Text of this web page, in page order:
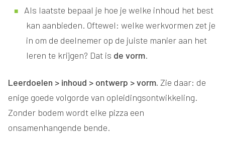
Als laatste bepaal je hoe je welke inhoud het best
kan aanbieden. Oftewel: welke werkvormen zet je
in om de deelnemer op de juiste manier aan het
leren te krijgen? Dat is de vorm.
Leerdoelen > inhoud > ontwerp > vorm. Zie daar: de
enige goede volgorde van opleidingsontwikkeling.
Zonder bodem wordt elke pizza een
onsamenhangende bende.